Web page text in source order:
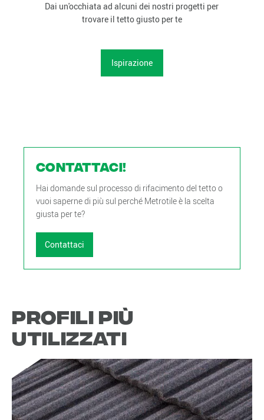
Dai un'occhiata ad alcuni dei nostri progetti per
trovare il tetto giusto per te
Ispirazione
CONTATTACI!
Hai domande sul processo di rifacimento del tetto o
vuoi saperne di più sul perché Metrotile è la scelta
giusta per te?
Contattaci
Profili più
utilizzati